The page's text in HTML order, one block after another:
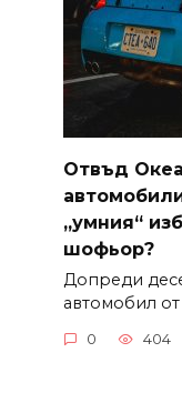
Отвъд
„умния“
шофьор?
Допреди
автомобил
0 404